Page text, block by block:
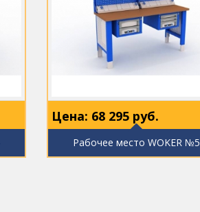
Цена: 68 295 руб.
Рабочее место WOKER №5